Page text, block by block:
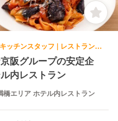
イタリアン, 洋食・西洋料理 | キッチンスタッフ | レストラングループ 天満橋エリア ホテル内レストラン
阪グループの安定企
内レストラン
橋エリア ホテル内レストラン